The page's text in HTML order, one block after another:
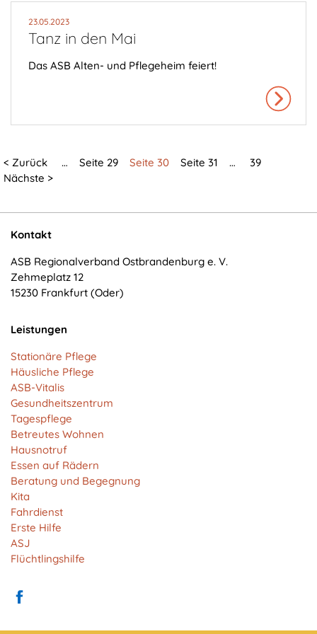
23.05.2023
Tanz in den Mai
Das ASB Alten- und Pflegeheim feiert!
< Zurück … Seite 29 Seite 30 Seite 31 …
39
Nächste >
Kontakt
ASB Regionalverband Ostbrandenburg e. V.
Zehmeplatz 12
15230 Frankfurt (Oder)
Leistungen
Stationäre Pflege
Häusliche Pflege
ASB-Vitalis
Gesundheitszentrum
Tagespflege
Betreutes Wohnen
Hausnotruf
Essen auf Rädern
Beratung und Begegnung
Kita
Fahrdienst
Erste Hilfe
ASJ
Flüchtlingshilfe
Anbieter:
Matomo
Zweck:
Cookie von Matomo für Website-Analysen. Erzeugt
Um Inhalte von Videoplattformen und Social Media
Plattformen anzeigen zu können, werden von
YouTube